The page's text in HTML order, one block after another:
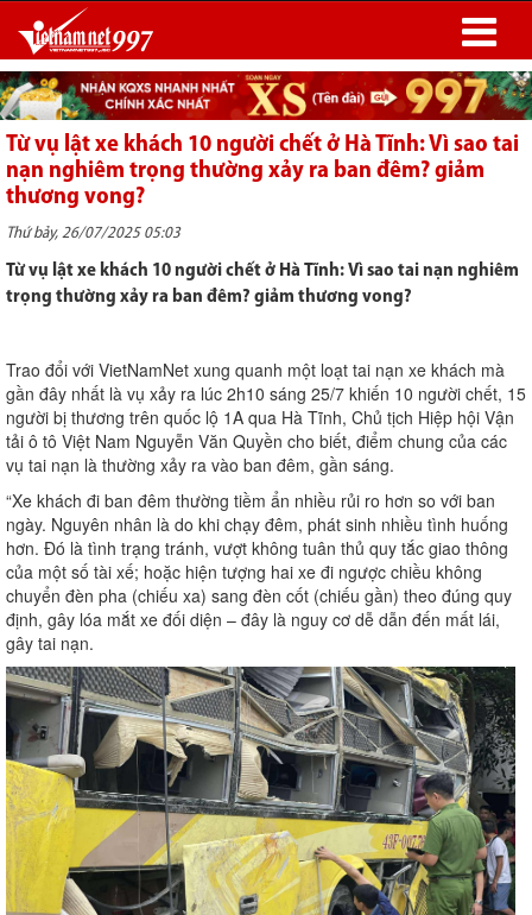
Từ vụ lật xe khách 10 người chết ở Hà Tĩnh: Vì sao tai
nạn nghiêm trọng thường xảy ra ban đêm? giảm
thương vong?
Thứ bảy, 26/07/2025 05:03
Từ vụ lật xe khách 10 người chết ở Hà Tĩnh: Vì sao tai nạn nghiêm
trọng thường xảy ra ban đêm? giảm thương vong?
Trao đổi với VietNamNet xung quanh một loạt tai nạn xe khách mà
gần đây nhất là vụ xảy ra lúc 2h10 sáng 25/7 khiến 10 người chết, 15
người bị thương trên quốc lộ 1A qua Hà Tĩnh, Chủ tịch Hiệp hội Vận
tải ô tô Việt Nam Nguyễn Văn Quyền cho biết, điểm chung của các
vụ tai nạn là thường xảy ra vào ban đêm, gần sáng.
“Xe khách đi ban đêm thường tiềm ẩn nhiều rủi ro hơn so với ban
ngày. Nguyên nhân là do khi chạy đêm, phát sinh nhiều tình huống
hơn. Đó là tình trạng tránh, vượt không tuân thủ quy tắc giao thông
của một số tài xế; hoặc hiện tượng hai xe đi ngược chiều không
chuyển đèn pha (chiếu xa) sang đèn cốt (chiếu gần) theo đúng quy
định, gây lóa mắt xe đối diện – đây là nguy cơ dễ dẫn đến mất lái,
gây tai nạn.